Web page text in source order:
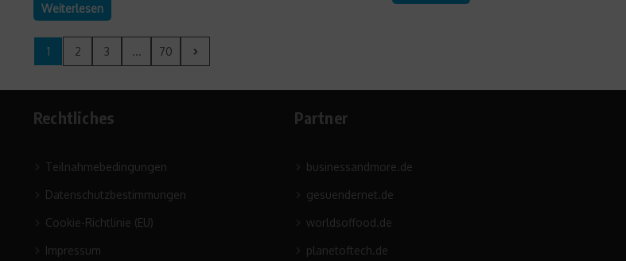
Weiterlesen
1 2 3 ... 70
Rechtliches
Teilnahmebedingungen
Datenschutzbestimmungen
Cookie-Richtlinie (EU)
Impressum
Partner
businessandmore.de
gesuendernet.de
worldsoffood.de
planetoftech.de